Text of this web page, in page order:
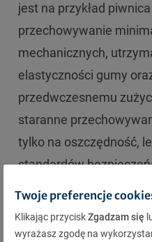
jest na przykład
przechowywanie
mechanicznych,
elastyczności gumy
przedwczesnemu
staranne
tylko na oszczędność,
standardów
Opony
Twoje preferencje
Klikając przyciskZgadzam się
wyrażasz zgodę na